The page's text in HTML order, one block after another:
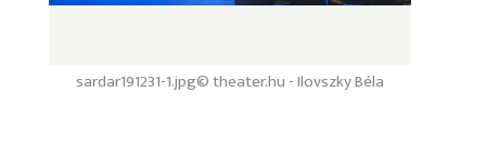
© theater.hu - Ilovszky Béla
sardar191231-1.jpg